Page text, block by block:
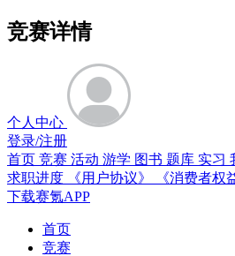
竞赛详情
个人中心
登录/注册
首页 竞赛 活动 游学 图书 题库 实习
求职进度
《用户协议》
《消费者权
下载赛氪APP
首页
竞赛